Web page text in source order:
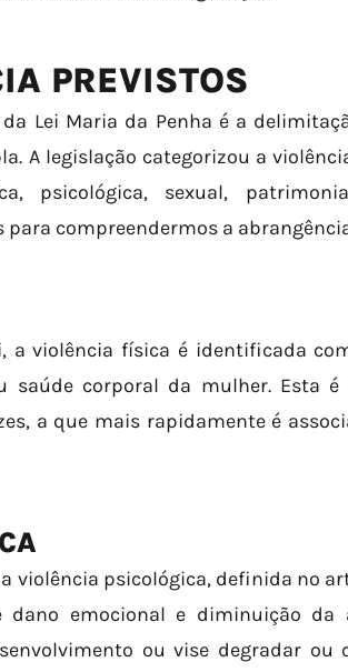
PREVISTOS
Lei Maria da Penha é a
A legislação categorizou a
psicológica, sexual,
compreendermos a
a violência física é identificada
saúde corporal da mulher. Esta
a que mais rapidamente é
violência psicológica, definida no
emocional e diminuição da
ou vise degradar ou